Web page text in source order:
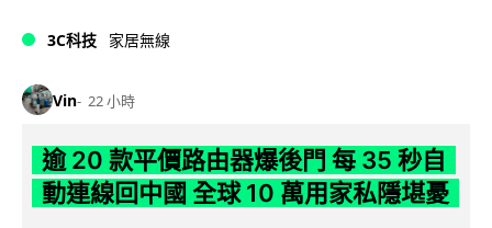
3C科技 家居無線
Vin 22 小時
逾 20 款平價路由器爆後門 每 35 秒自
動連線回中國 全球 10 萬用家私隱堪憂